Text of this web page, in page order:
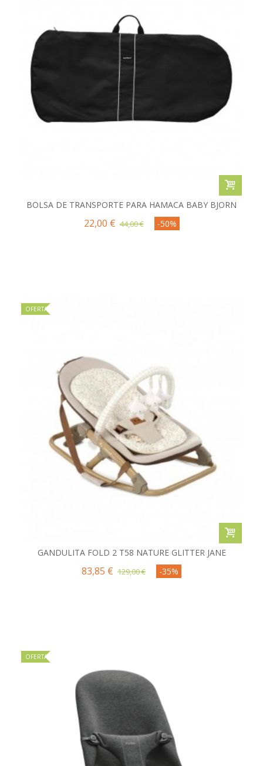
BOLSA DE TRANSPORTE PARA HAMACA BABY BJORN
22,00 € 44,00 € -50%
OFERTA
GANDULITA FOLD 2 T58 NATURE GLITTER JANE
83,85 € 129,00 € -35%
OFERTA